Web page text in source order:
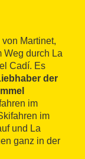
Martinet,
Weg durch La
Cadí. Es
der
im
im
und La
ganz in der